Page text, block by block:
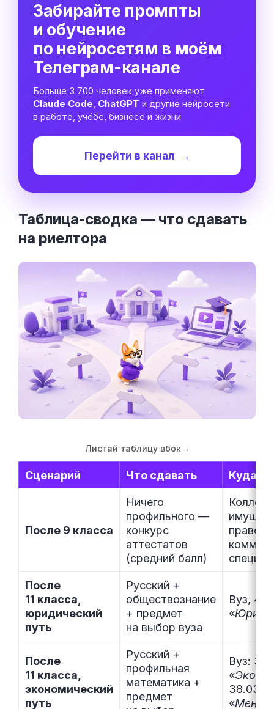
Забирайте промпты
и обучение
по нейросетям в моём
Телеграм-канале
Больше 3 700 человек уже применяют
Claude Code, ChatGPT и другие нейросети
в работе, учёбе, бизнесе и жизни
Перейти в канал →
Таблица-сводка — что сдавать
на риелтора
Листай таблицу вбок→
Сценарий Что сдавать Куда
После 9 класса
Ничего
профильного —
конкурс
аттестатов
(средний балл)
После
11 класса,
юридический
путь
Русский +
обществознание
+ предмет
на выбор вуза
Вуз,
«
После
11 класса,
экономический
путь
Русский +
профильная
математика +
предмет
Вуз:
«
«